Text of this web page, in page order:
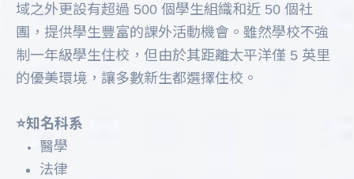
域之外更設有超過 500 個學生組織和近 50 個社
團，提供學生豐富的課外活動機會。雖然學校不強
制一年級學生住校，但由於其距離太平洋僅 5 英里
的優美環境，讓多數新生都選擇住校。
⭐️知名科系
醫學
法律